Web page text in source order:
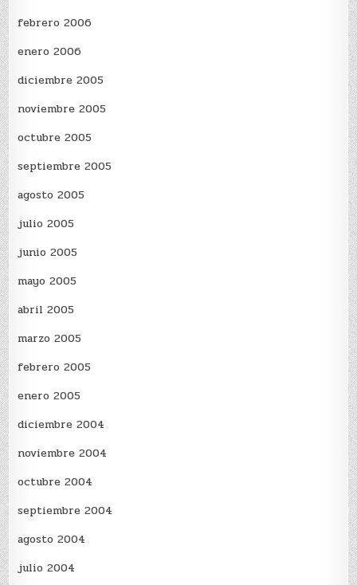
febrero 2006
enero 2006
diciembre 2005
noviembre 2005
octubre 2005
septiembre 2005
agosto 2005
julio 2005
junio 2005
mayo 2005
abril 2005
marzo 2005
febrero 2005
enero 2005
diciembre 2004
noviembre 2004
octubre 2004
septiembre 2004
agosto 2004
julio 2004